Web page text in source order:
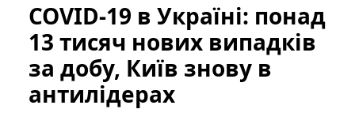
COVID-19 в Україні: понад
13 тисяч нових випадків
за добу, Київ знову в
антилідерах